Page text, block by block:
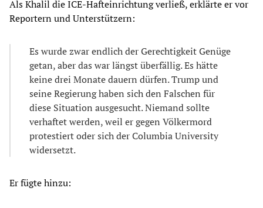
Als Khalil die ICE-Hafteinrichtung verließ, erklärte er vor
Reportern und Unterstützern:
Es wurde zwar endlich der Gerechtigkeit Genüge
getan, aber das war längst überfällig. Es hätte
keine drei Monate dauern dürfen. Trump und
seine Regierung haben sich den Falschen für
diese Situation ausgesucht. Niemand sollte
verhaftet werden, weil er gegen Völkermord
protestiert oder sich der Columbia University
widersetzt.
Er fügte hinzu: